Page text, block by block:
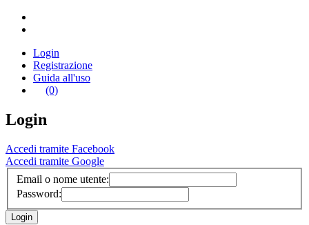
Login
Registrazione
Guida all'uso
(0)
Login
Accedi tramite Facebook
Accedi tramite Google
Email o nome utente:
Password: